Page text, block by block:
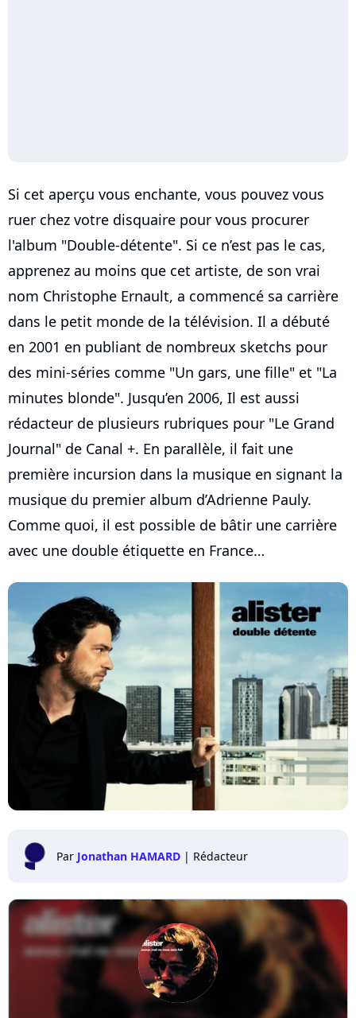
Si cet aperçu vous enchante, vous pouvez vous
ruer chez votre disquaire pour vous procurer
l'album "Double-détente". Si ce n’est pas le cas,
apprenez au moins que cet artiste, de son vrai
nom Christophe Ernault, a commencé sa carrière
dans le petit monde de la télévision. Il a débuté
en 2001 en publiant de nombreux sketchs pour
des mini-séries comme "Un gars, une fille" et "La
minutes blonde". Jusqu’en 2006, Il est aussi
rédacteur de plusieurs rubriques pour "Le Grand
Journal" de Canal +. En parallèle, il fait une
première incursion dans la musique en signant la
musique du premier album d’Adrienne Pauly.
Comme quoi, il est possible de bâtir une carrière
avec une double étiquette en France…
Par Jonathan HAMARD | Rédacteur